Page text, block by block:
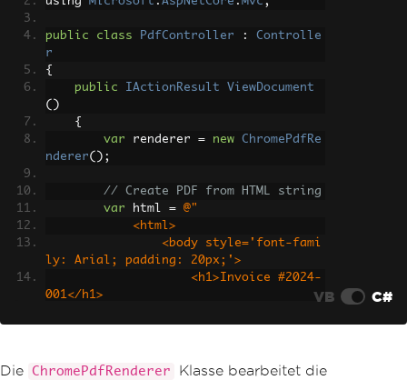
public class PdfController :
Controlle
r
{
public
IActionResult
ViewDocument
()
{
var renderer = new
ChromePdfRe
nderer();
// Create PDF from HTML string
var html =
@"
            <html>
ly: Arial; padding: 20px;'>
001</h1>
                    <table style='widt
VB C#
Die ChromePdfRenderer
Klasse bearbeitet die